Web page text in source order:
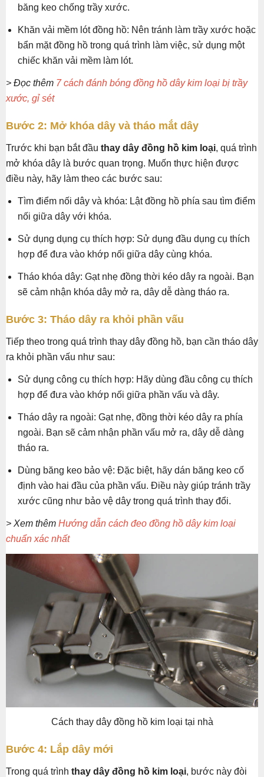
băng keo chống trầy xước.
Khăn vải mềm lót đồng hồ: Nên tránh làm trầy xước hoặc
bẩn mặt đồng hồ trong quá trình làm việc, sử dụng một
chiếc khăn vải mềm làm lót.
> Đọc thêm 7 cách đánh bóng đồng hồ dây kim loại bị trầy
xước, gỉ sét
Bước 2: Mở khóa dây và tháo mắt dây
Trước khi bạn bắt đầu thay dây đồng hồ kim loại, quá trình
mở khóa dây là bước quan trọng. Muốn thực hiện được
điều này, hãy làm theo các bước sau:
Tìm điểm nối dây và khóa: Lật đồng hồ phía sau tìm điểm
nối giữa dây với khóa.
Sử dụng dụng cụ thích hợp: Sử dụng đầu dụng cụ thích
hợp để đưa vào khớp nối giữa dây cùng khóa.
Tháo khóa dây: Gạt nhẹ đồng thời kéo dây ra ngoài. Bạn
sẽ cảm nhận khóa dây mở ra, dây dễ dàng tháo ra.
Bước 3: Tháo dây ra khỏi phần vấu
Tiếp theo trong quá trình thay dây đồng hồ, bạn cần tháo dây
ra khỏi phần vấu như sau:
Sử dụng công cụ thích hợp: Hãy dùng đầu công cụ thích
hợp để đưa vào khớp nối giữa phần vấu và dây.
Tháo dây ra ngoài: Gạt nhẹ, đồng thời kéo dây ra phía
ngoài. Bạn sẽ cảm nhận phần vấu mở ra, dây dễ dàng
tháo ra.
Dùng băng keo bảo vệ: Đặc biệt, hãy dán băng keo cố
định vào hai đầu của phần vấu. Điều này giúp tránh trầy
xước cũng như bảo vệ dây trong quá trình thay đổi.
> Xem thêm Hướng dẫn cách đeo đồng hồ dây kim loại
chuẩn xác nhất
Cách thay dây đồng hồ kim loại tại nhà
Bước 4: Lắp dây mới
Trong quá trình thay dây đồng hồ kim loại, bước này đòi